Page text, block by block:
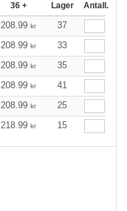
36 + Lager Antall.
208.99 kr
37
208.99 kr
33
208.99 kr
35
208.99 kr
41
208.99 kr
25
218.99 kr 15